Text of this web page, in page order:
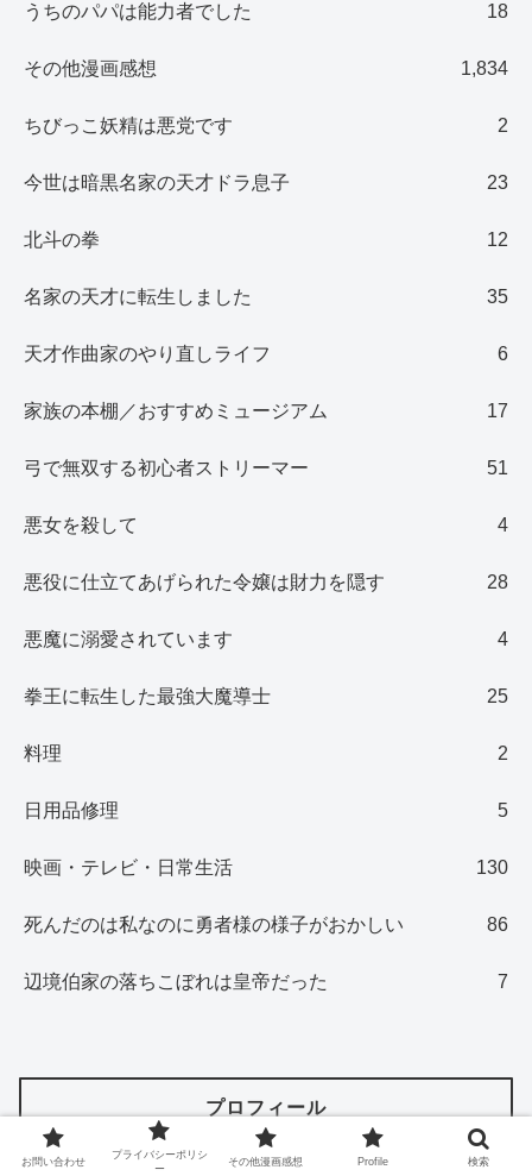
うちのパパは能力者でした 18
その他漫画感想 1,834
ちびっこ妖精は悪党です 2
今世は暗黒名家の天才ドラ息子 23
北斗の拳 12
名家の天才に転生しました 35
天才作曲家のやり直しライフ 6
家族の本棚／おすすめミュージアム 17
弓で無双する初心者ストリーマー 51
悪女を殺して 4
悪役に仕立てあげられた令嬢は財力を隠す 28
悪魔に溺愛されています 4
拳王に転生した最強大魔導士 25
料理 2
日用品修理 5
映画・テレビ・日常生活 130
死んだのは私なのに勇者様の様子がおかしい 86
辺境伯家の落ちこぼれは皇帝だった 7
プロフィール
お問い合わせ
プライバシーポリシ
ー
その他漫画感想 Profile 検索